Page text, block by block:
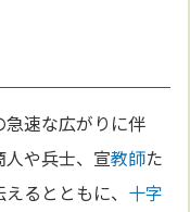
急速な広がりに伴
人や兵士、宣教師た
えるとともに、 十字